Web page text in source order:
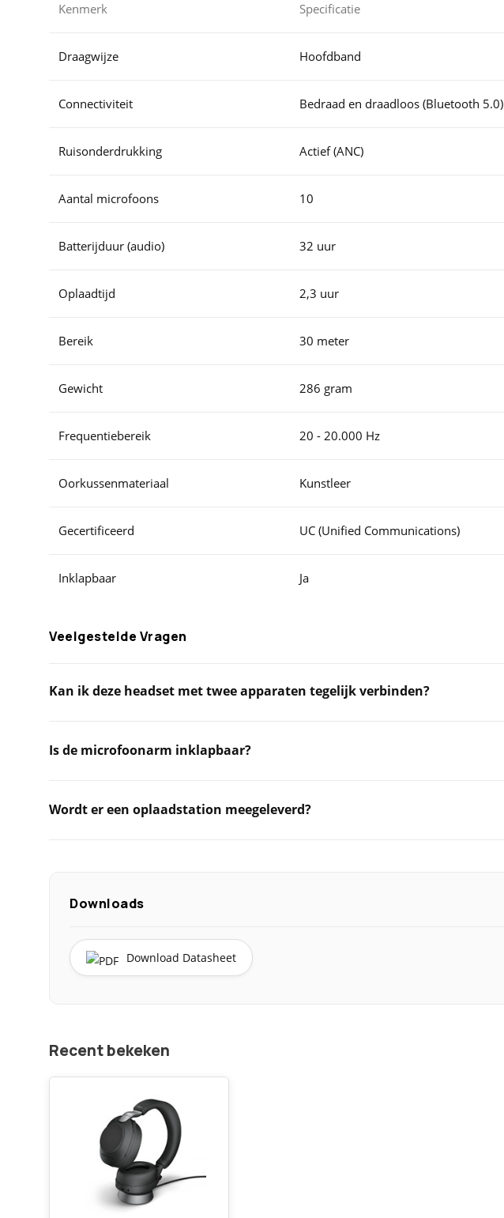
Kenmerk Specificatie
Draagwijze Hoofdband
Connectiviteit Bedraad en draadloos (Bluetooth 5.0)
Ruisonderdrukking Actief (ANC)
Aantal microfoons 10
Batterijduur (audio) 32 uur
Oplaadtijd 2,3 uur
Bereik 30 meter
Gewicht 286 gram
Frequentiebereik 20 - 20.000 Hz
Oorkussenmateriaal Kunstleer
Gecertificeerd UC (Unified Communications)
Inklapbaar Ja
Veelgestelde Vragen
Kan ik deze headset met twee apparaten tegelijk verbinden?
Is de microfoonarm inklapbaar?
Wordt er een oplaadstation meegeleverd?
Downloads
Download Datasheet
Recent bekeken